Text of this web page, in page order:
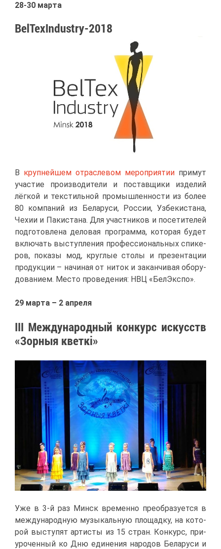
28-30 мар­та
BelTexIndustry-2018
В круп­ней­шем от­рас­ле­вом ме­ро­при­я­тии при­мут
уча­стие про­из­во­ди­те­ли и по­став­щи­ки из­де­лий
лёг­кой и тек­стиль­ной про­мыш­лен­но­сти из бо­лее
80 ком­па­ний из Бе­ла­ру­си, Рос­сии, Уз­бе­ки­ста­на,
Че­хии и Па­ки­ста­на. Для участ­ни­ков и по­се­ти­те­лей
под­го­тов­ле­на де­ло­вая про­грам­ма, ко­то­рая бу­дет
вклю­чать вы­ступ­ле­ния про­фес­си­о­наль­ных спи­ке­
ров, по­ка­зы мод, круг­лые сто­лы и пре­зен­та­ции
про­дук­ции – на­чи­ная от ни­ток и за­кан­чи­вая обо­ру­
до­ва­ни­ем. Ме­сто про­ве­де­ния: НВЦ «Бел­Экс­по».
29 мар­та – 2 ап­ре­ля
III Меж­ду­на­род­ный кон­курс ис­кусств
«Зор­ныя кветкі»
Уже в 3-й раз Минск вре­мен­но пре­об­ра­зу­ет­ся в
меж­ду­на­род­ную му­зы­каль­ную пло­щад­ку, на ко­то­
рой вы­сту­пят ар­ти­сты из 15 стран. Кон­курс, при­
уро­чен­ный ко Дню еди­не­ния на­ро­дов Бе­ла­ру­си и